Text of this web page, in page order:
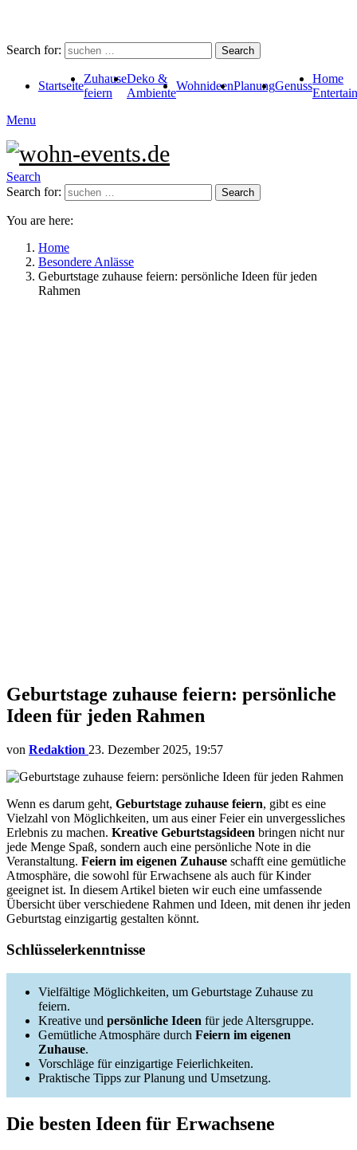
Search for: Search
Startseite
Zuhause
feiern
Deko &
Ambiente
WohnideenPlanungGenuss
Home
Menu
Search
Search for:
Search
You are here:
Home
Besondere Anlässe
Geburtstage zuhause feiern: persönliche Ideen für jeden
Rahmen
Geburtstage zuhause feiern: persönliche
Ideen für jeden Rahmen
von Redaktion 23. Dezember 2025, 19:57
Wenn es darum geht, Geburtstage zuhause feiern, gibt es eine
Vielzahl von Möglichkeiten, um aus einer Feier ein unvergessliches
Erlebnis zu machen. Kreative Geburtstagsideen bringen nicht nur
jede Menge Spaß, sondern auch eine persönliche Note in die
Veranstaltung. Feiern im eigenen Zuhause schafft eine gemütliche
Atmosphäre, die sowohl für Erwachsene als auch für Kinder
geeignet ist. In diesem Artikel bieten wir euch eine umfassende
Übersicht über verschiedene Rahmen und Ideen, mit denen ihr jeden
Geburtstag einzigartig gestalten könnt.
Schlüsselerkenntnisse
Vielfältige Möglichkeiten, um Geburtstage Zuhause zu
feiern.
Kreative und persönliche Ideen für jede Altersgruppe.
Gemütliche Atmosphäre durch Feiern im eigenen
Zuhause.
Vorschläge für einzigartige Feierlichkeiten.
Praktische Tipps zur Planung und Umsetzung.
Die besten Ideen für Erwachsene